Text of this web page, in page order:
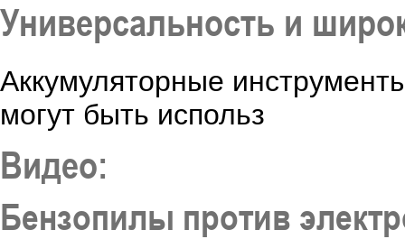
Универсальность и
Аккумуляторные
могут быть использ
Видео:
Бензопилы против